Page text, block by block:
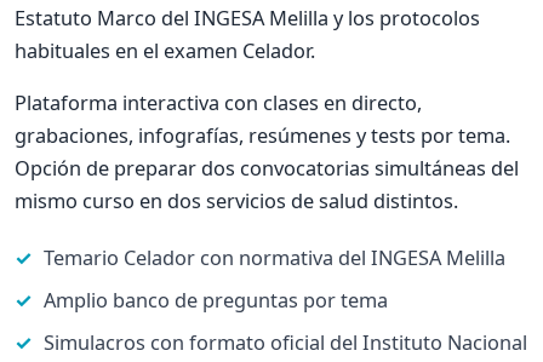
Estatuto Marco del INGESA Melilla y los protocolos
habituales en el examen Celador.
Plataforma interactiva con clases en directo,
grabaciones, infografías, resúmenes y tests por tema.
Opción de preparar dos convocatorias simultáneas del
mismo curso en dos servicios de salud distintos.
Temario Celador con normativa del INGESA Melilla
Amplio banco de preguntas por tema
Simulacros con formato oficial del Instituto Nacional